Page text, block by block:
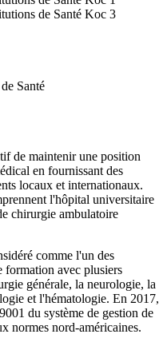
Santé
de maintenir une position
en fournissant des
locaux et internationaux.
l'hôpital universitaire
chirurgie ambulatoire
comme l'un des
formation avec plusiers
générale, la neurologie, la
et l'hématologie. En 2017,
du système de gestion de
normes nord-américaines.